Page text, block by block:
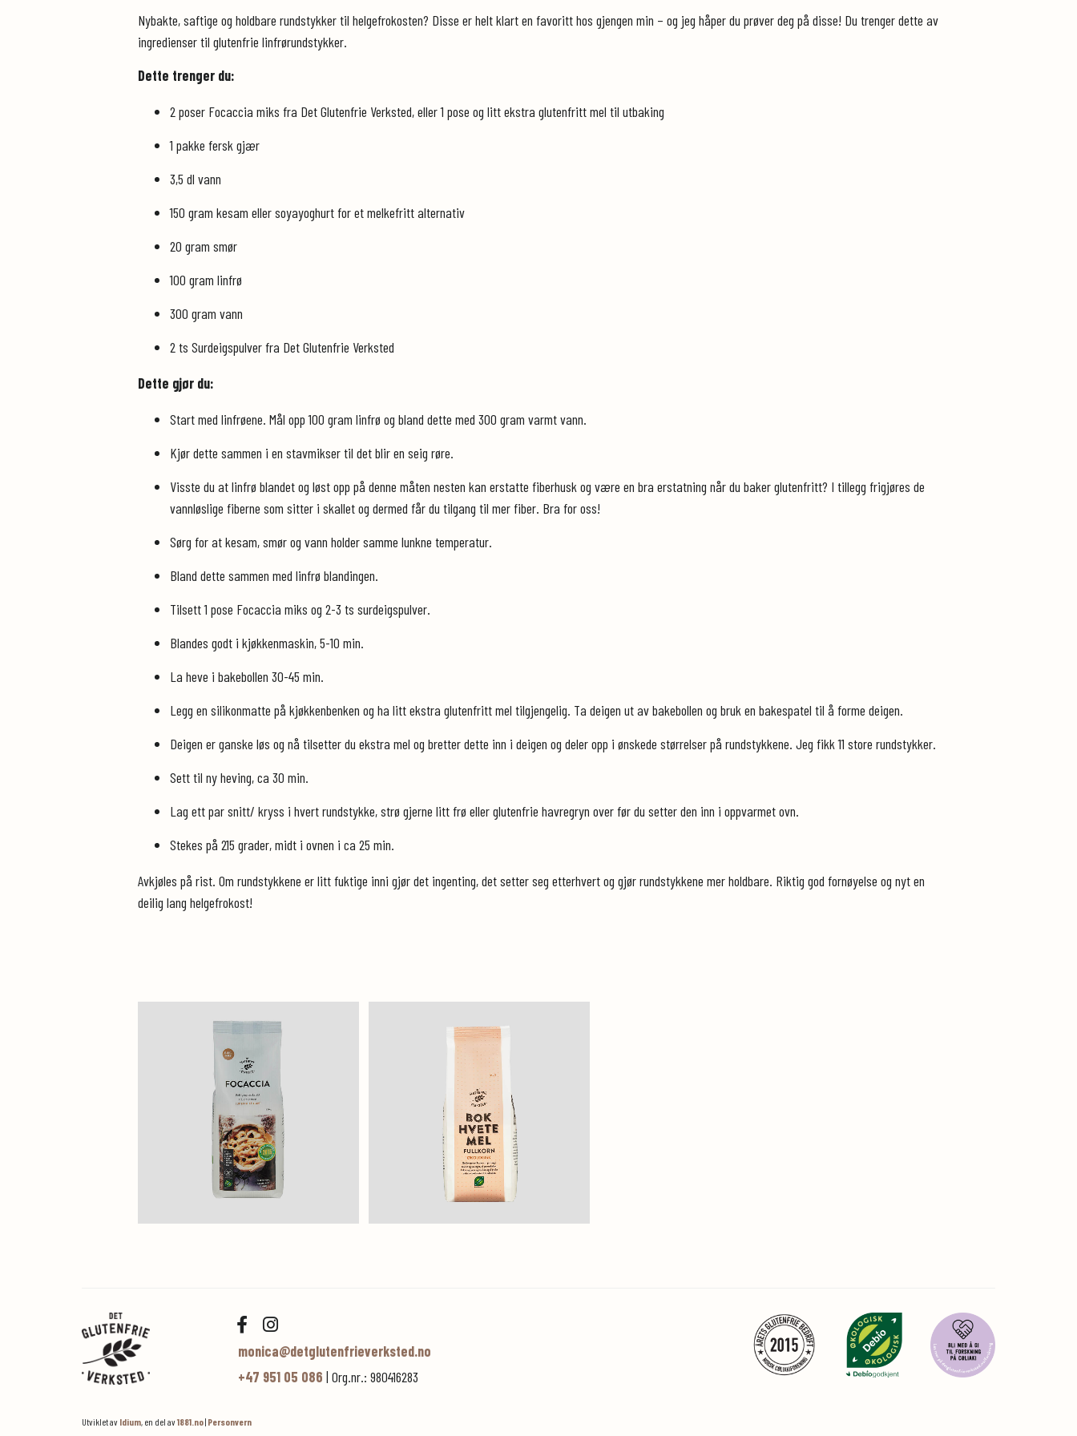
Nybakte, saftige og holdbare rundstykker til helgefrokosten? Disse er helt klart en favoritt hos gjengen min – og jeg håper du prøver deg på disse! Du trenger dette av
ingredienser til glutenfrie linfrørundstykker.
Dette trenger du:
2 poser Focaccia miks fra Det Glutenfrie Verksted, eller 1 pose og litt ekstra glutenfritt mel til utbaking
1 pakke fersk gjær
3,5 dl vann
150 gram kesam eller soyayoghurt for et melkefritt alternativ
20 gram smør
100 gram linfrø
300 gram vann
2 ts Surdeigspulver fra Det Glutenfrie Verksted
Dette gjør du:
Start med linfrøene. Mål opp 100 gram linfrø og bland dette med 300 gram varmt vann.
Kjør dette sammen i en stavmikser til det blir en seig røre.
Visste du at linfrø blandet og løst opp på denne måten nesten kan erstatte fiberhusk og være en bra erstatning når du baker glutenfritt? I tillegg frigjøres de
vannløslige fiberne som sitter i skallet og dermed får du tilgang til mer fiber. Bra for oss!
Sørg for at kesam, smør og vann holder samme lunkne temperatur.
Bland dette sammen med linfrø blandingen.
Tilsett 1 pose Focaccia miks og 2-3 ts surdeigspulver.
Blandes godt i kjøkkenmaskin, 5-10 min.
La heve i bakebollen 30-45 min.
Legg en silikonmatte på kjøkkenbenken og ha litt ekstra glutenfritt mel tilgjengelig. Ta deigen ut av bakebollen og bruk en bakespatel til å forme deigen.
Deigen er ganske løs og nå tilsetter du ekstra mel og bretter dette inn i deigen og deler opp i ønskede størrelser på rundstykkene. Jeg fikk 11 store rundstykker.
Sett til ny heving, ca 30 min.
Lag ett par snitt/ kryss i hvert rundstykke, strø gjerne litt frø eller glutenfrie havregryn over før du setter den inn i oppvarmet ovn.
Stekes på 215 grader, midt i ovnen i ca 25 min.
Avkjøles på rist. Om rundstykkene er litt fuktige inni gjør det ingenting, det setter seg etterhvert og gjør rundstykkene mer holdbare. Riktig god fornøyelse og nyt en
deilig lang helgefrokost!
monica@detglutenfrieverksted.no
+47 951 05 086 | Org.nr.: 980416283
Utviklet av Idium, en del av1881.no| Personvern